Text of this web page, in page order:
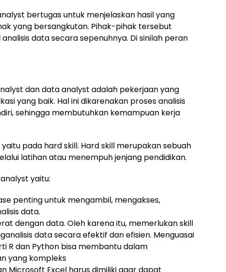
bertugas untuk menjelaskan hasil yang
yang bersangkutan. Pihak-pihak tersebut
data secara sepenuhnya. Di sinilah peran
dan data analyst adalah pekerjaan yang
yang baik. Hal ini dikarenakan proses analisis
sehingga membutuhkan kemampuan kerja
pada hard skill. Hard skill merupakan sebuah
latihan atau menempuh jenjang pendidikan.
yaitu:
penting untuk mengambil, mengakses,
data.
dengan data. Oleh karena itu, memerlukan skill
data secara efektif dan efisien. Menguasai
R dan Python bisa membantu dalam
yang kompleks